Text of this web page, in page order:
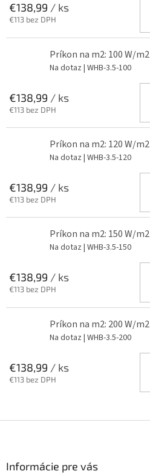
€138,99 / ks
€113 bez DPH
Príkon na m2: 100 W/m2
Na dotaz | WHB-3.5-100
€138,99 / ks
€113 bez DPH
Príkon na m2: 120 W/m2
Na dotaz | WHB-3.5-120
€138,99 / ks
€113 bez DPH
Príkon na m2: 150 W/m2
Na dotaz | WHB-3.5-150
€138,99 / ks
€113 bez DPH
Príkon na m2: 200 W/m2
Na dotaz | WHB-3.5-200
€138,99 / ks
€113 bez DPH
Informácie pre vás